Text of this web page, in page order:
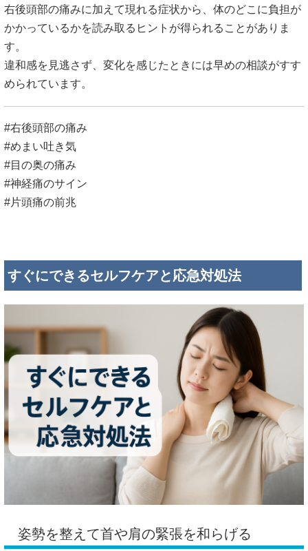
右後頭部の痛みに加えて現れる症状から、体のどこに負担が
かかっているかを読み取るヒントが得られることがありま
す。
違和感を見逃さず、変化を感じたときには早めの相談がすす
められています。
#右後頭部の痛み
#めまい吐き気
#目の奥の痛み
#神経痛のサイン
#片頭痛の前兆
すぐにできるセルフケアと応急対処法
姿勢を整えて首や肩の緊張を和らげる